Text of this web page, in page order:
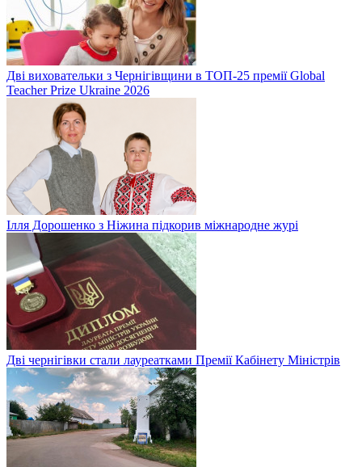
Дві виховательки з Чернігівщини в ТОП-25 премії Global
Teacher Prize Ukraine 2026
Ілля Дорошенко з Ніжина підкорив міжнародне журі
Дві чернігівки стали лауреатками Премії Кабінету Міністрів